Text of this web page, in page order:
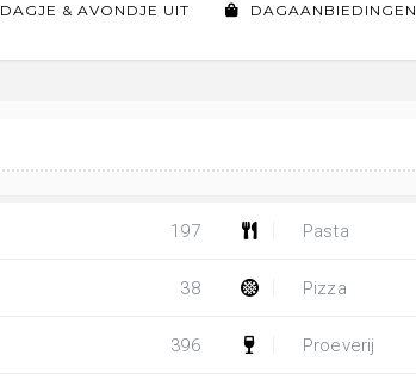
DAGJE & AVONDJE UIT DAGAANBIEDINGEN
197
38
396
Pasta
Pizza
Proeverij